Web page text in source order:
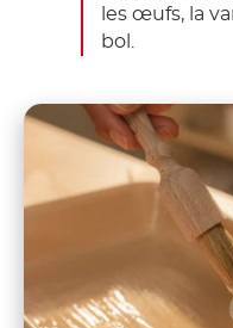
les œufs, la
bol.